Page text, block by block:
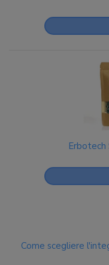
Erbotech
Come scegliere